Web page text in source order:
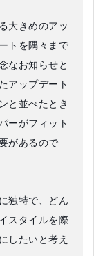
大きめのアッ
トを隅々まで
なお知らせと
アップデート
と並べたとき
ーがフィット
があるので
独特で、どん
スタイルを際
したいと考え